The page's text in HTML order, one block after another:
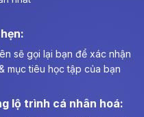
sẽ gọi lại bạn để xác nhận
mục tiêu học tập của bạn
lộ trình cá nhân hoá: